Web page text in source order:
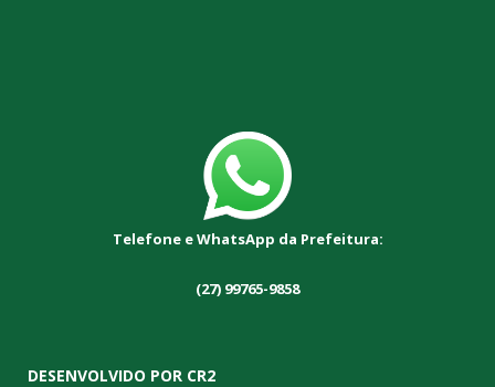
Telefone e WhatsApp da Prefeitura:
(27) 99765-9858
DESENVOLVIDO POR CR2